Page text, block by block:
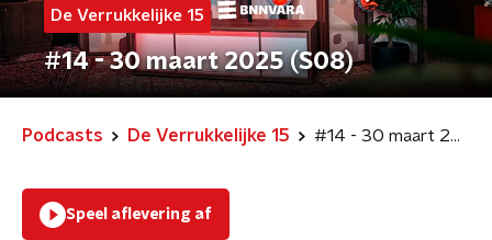
De Verrukkelijke 15
#14 - 30 maart 2025 (S08)
Podcasts De Verrukkelijke 15 #14 - 30 maart 2025 (S08)
Speel aflevering af